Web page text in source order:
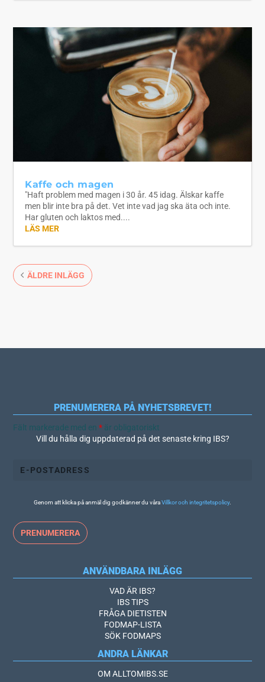
Kaffe och magen
"Haft problem med magen i 30 år. 45 idag. Älskar kaffe
men blir inte bra på det. Vet inte vad jag ska äta och inte.
Har gluten och laktos med....
LÄS MER
ÄLDRE INLÄGG
PRENUMERERA PÅ NYHETSBREVET!
Fält markerade med en* är obligatoriskt
Vill du hålla dig uppdaterad på det senaste kring IBS?
Genom att klicka på anmäl dig godkänner du våraVillkor och integritetspolicy.
ANVÄNDBARA INLÄGG
VAD ÄR IBS?
IBS TIPS
FRÅGA DIETISTEN
FODMAP-LISTA
SÖK FODMAPS
ANDRA LÄNKAR
OM ALLTOMIBS.SE